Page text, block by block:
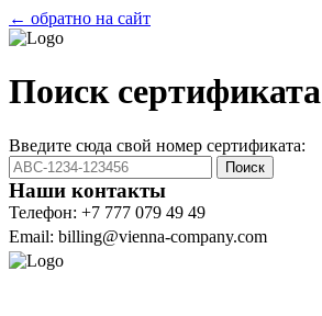
← обратно на сайт
Поиск сертификата
Введите сюда свой номер сертификата:
Поиск
Наши контакты
Телефон: +7 777 079 49 49
Email: billing@vienna-company.com